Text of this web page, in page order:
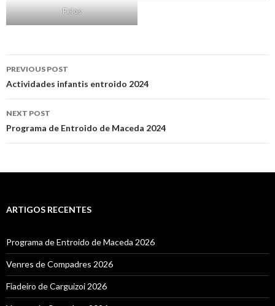
Felos
navigation
PREVIOUS POST
Actividades infantis entroido 2024
NEXT POST
Programa de Entroido de Maceda 2024
ARTIGOS RECENTES
Programa de Entroido de Maceda 2026
Venres de Compadres 2026
Fiadeiro de Carguizoi 2026